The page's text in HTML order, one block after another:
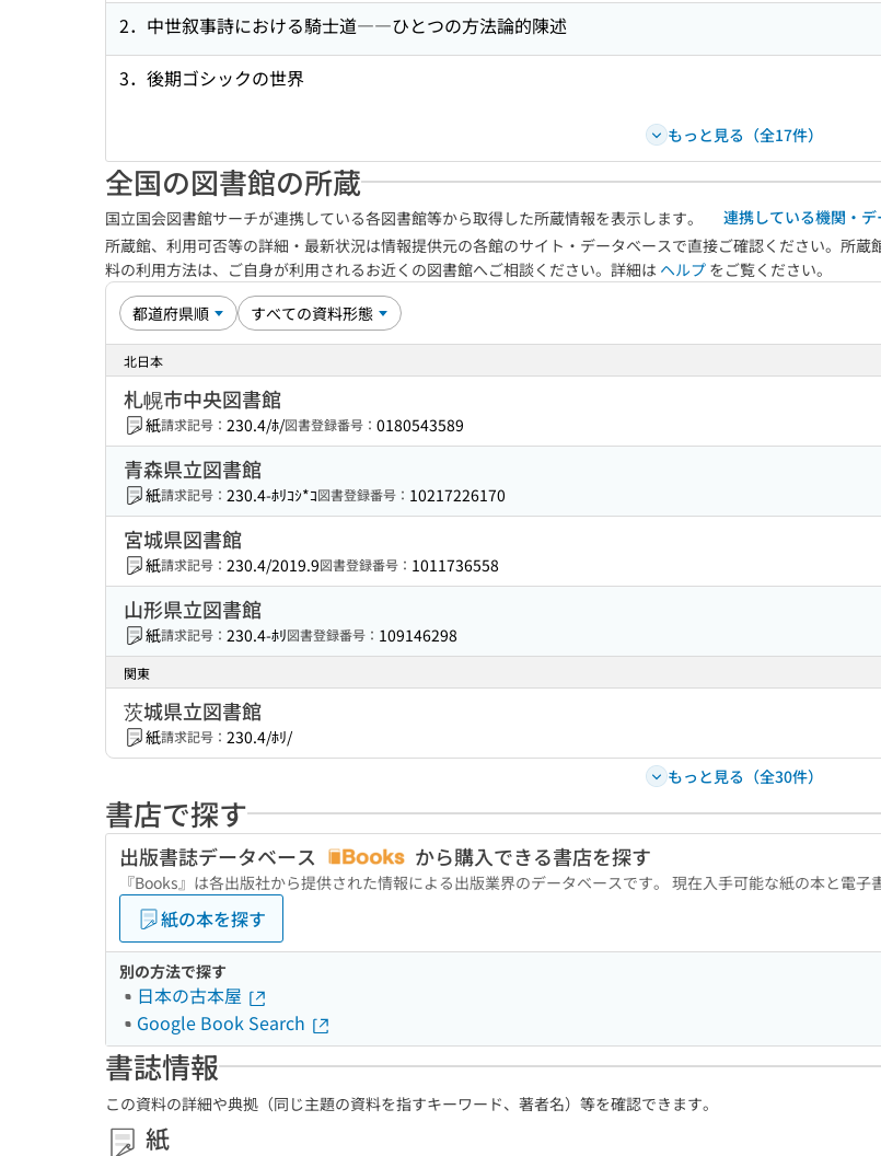
2．中世叙事詩における騎士道――ひとつの方法論的陳述
3．後期ゴシックの世界
もっと見る（全17件）
全国の図書館の所蔵
国立国会図書館サーチが連携している各図書館等から取得した所蔵情報を表示します。
連携している機関・
所蔵館、利用可否等の詳細・最新状況は情報提供元の各館のサイト・データベースで直接ご確認ください。所蔵
料の利用方法は、ご自身が利用されるお近くの図書館へご相談ください。詳細は ヘルプ をご覧ください。
北日本
札幌市中央図書館
紙請求記号： 230.4/ﾎ/図書登録番号： 0180543589
青森県立図書館
紙請求記号： 230.4-ﾎﾘｺｼ*ｺ図書登録番号： 10217226170
宮城県図書館
紙請求記号： 230.4/2019.9図書登録番号： 1011736558
山形県立図書館
紙請求記号： 230.4-ﾎﾘ図書登録番号： 109146298
関東
茨城県立図書館
紙請求記号： 230.4/ﾎﾘ/
もっと見る（全30件）
書店で探す
出版書誌データベース から購入できる書店を探す
『Books』は各出版社から提供された情報による出版業界のデータベースです。 現在入手可能な紙の本と電子
紙の本を探す
別の方法で探す
日本の古本屋
Google Book Search
書誌情報
この資料の詳細や典拠（同じ主題の資料を指すキーワード、著者名）等を確認できます。
紙